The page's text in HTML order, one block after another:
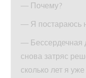
— Почему?
— Я постараюсь
— Бессердечная
снова затряс
сколько лет я